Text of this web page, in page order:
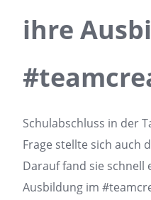
ihre
Schulabschluss in der
Frage stellte sich auch
Darauf fand sie schnell
Ausbildung im